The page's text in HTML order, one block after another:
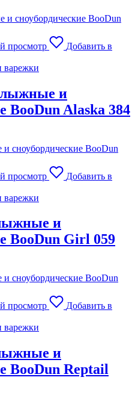
просмотр
Добавить в
варежки
и
BooDun Alaska 384
просмотр
Добавить в
варежки
и
BooDun Girl 059
просмотр
Добавить в
варежки
и
BooDun Reptail